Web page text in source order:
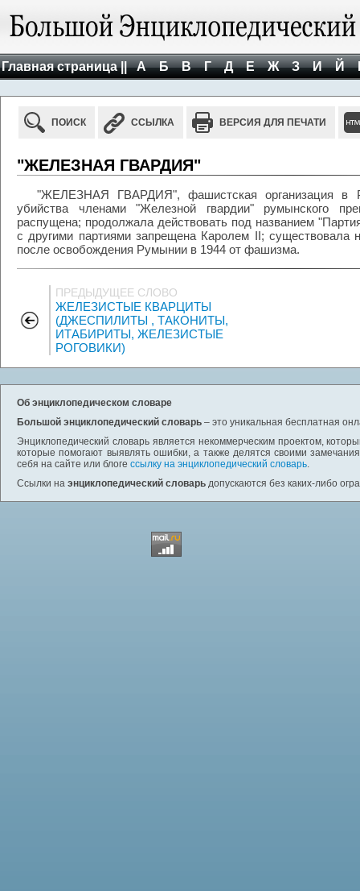
Главная страница || А Б В Г Д Е Ж З И Й
ПОИСК ССЫЛКА ВЕРСИЯ ДЛЯ ПЕЧАТИ
"ЖЕЛЕЗНАЯ ГВАРДИЯ"
"ЖЕЛЕЗНАЯ ГВАРДИЯ", фашистская организация в
убийства членами "Железной гвардии" румынского
распущена; продолжала действовать под названием
с другими партиями запрещена Каролем II; существовала
после освобождения Румынии в 1944 от фашизма.
ПРЕДЫДУЩЕЕ СЛОВО
ЖЕЛЕЗИСТЫЕ КВАРЦИТЫ
(ДЖЕСПИЛИТЫ , ТАКОНИТЫ,
ИТАБИРИТЫ, ЖЕЛЕЗИСТЫЕ
РОГОВИКИ)
Об энциклопедическом словаре
Большой энциклопедический словарь – это уникальная бесплатная
Энциклопедический словарь является некоммерческим проектом,
которые помогают выявлять ошибки, а также делятся своими
себя на сайте или блоге ссылку на энциклопедический словарь.
Ссылки на энциклопедический словарь допускаются без каких-либо